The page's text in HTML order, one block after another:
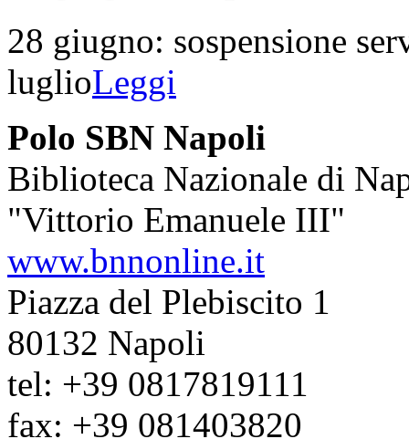
28 giugno: sospensione
luglioLeggi
Polo SBN Napoli
Biblioteca Nazionale di
"Vittorio Emanuele III"
www.bnnonline.it
Piazza del Plebiscito 1
80132 Napoli
tel: +39 0817819111
fax: +39 081403820